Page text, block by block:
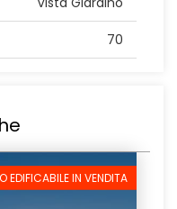
70
EDIFICABILE IN VENDITA